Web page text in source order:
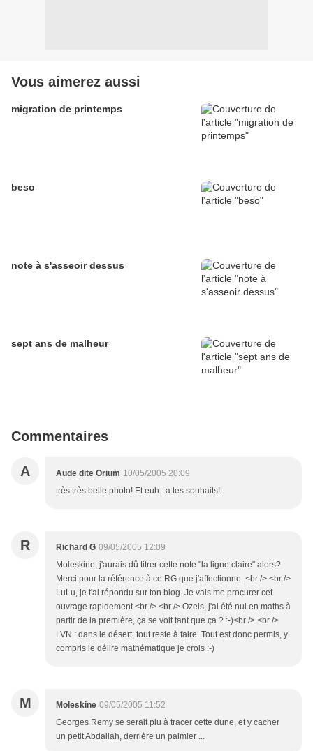
Vous aimerez aussi
migration de printemps
beso
note à s'asseoir dessus
sept ans de malheur
Commentaires
A Aude dite Orium 10/05/2005 20:09
très très belle photo! Et euh...a tes souhaits!
R Richard G 09/05/2005 12:09
Moleskine, j'aurais dû titrer cette note "la ligne claire" alors?
Merci pour la référence à ce RG que j'affectionne. <br /> <br />
LuLu, je t'ai répondu sur ton blog. Je vais me procurer cet
ouvrage rapidement.<br /> <br /> Ozeis, j'ai été nul en maths à
partir de la première, ça se voit tant que ça ? :-)<br /> <br />
LVN : dans le désert, tout reste à faire. Tout est donc permis, y
compris le délire mathématique je crois :-)
M Moleskine 09/05/2005 11:52
Georges Remy se serait plu à tracer cette dune, et y cacher
un petit Abdallah, derrière un palmier ...